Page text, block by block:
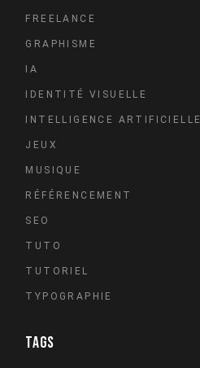
FREELANCE
GRAPHISME
IA
IDENTITÉ VISUELLE
INTELLIGENCE ARTIFICIELLE
JEUX
MUSIQUE
RÉFÉRENCEMENT
SEO
TUTO
TUTORIEL
TYPOGRAPHIE
TAGS